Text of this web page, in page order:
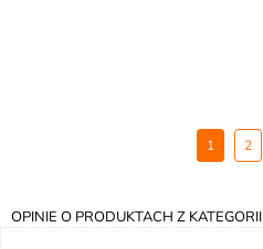
1 2
OPINIE O PRODUKTACH Z KATEGORII